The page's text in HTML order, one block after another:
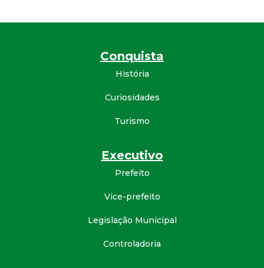
Conquista
História
Curiosidades
Turismo
Executivo
Prefeito
Vice-prefeito
Legislação Municipal
Controladoria